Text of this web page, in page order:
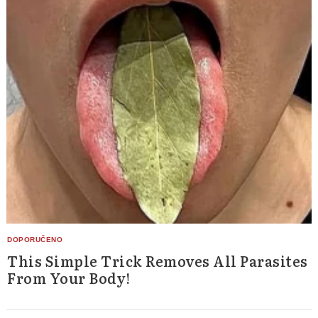
This Simple Trick Removes All Parasites
From Your Body!